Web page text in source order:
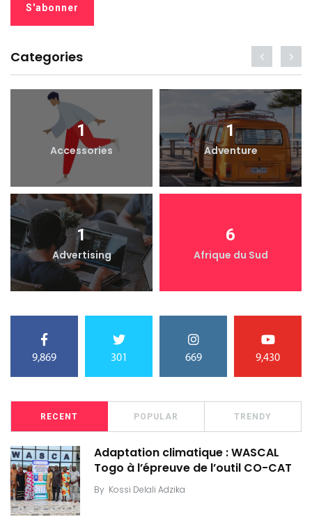
Categories
1
Accessories
1
Adventure
1
Advertising
6
Afrique du Sud
9,869 301 669 9,430
RECENT POPULAR TRENDY
Adaptation climatique : WASCAL
Togo à l’épreuve de l’outil CO-CAT
By Kossi Delali Adzika